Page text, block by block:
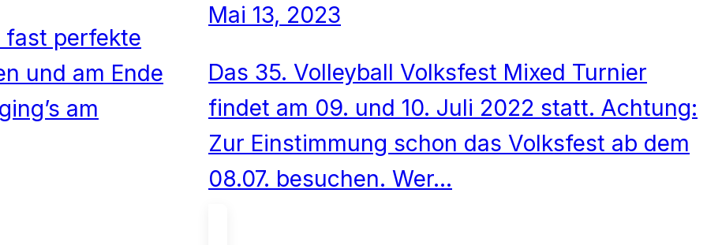
fast perfekte
und am Ende
am
Mai 13, 2023
Das 35. Volleyball Volksfest Mixed Turnier
findet am 09. und 10. Juli 2022 statt. Achtung:
Zur Einstimmung schon das Volksfest ab dem
08.07. besuchen. Wer…